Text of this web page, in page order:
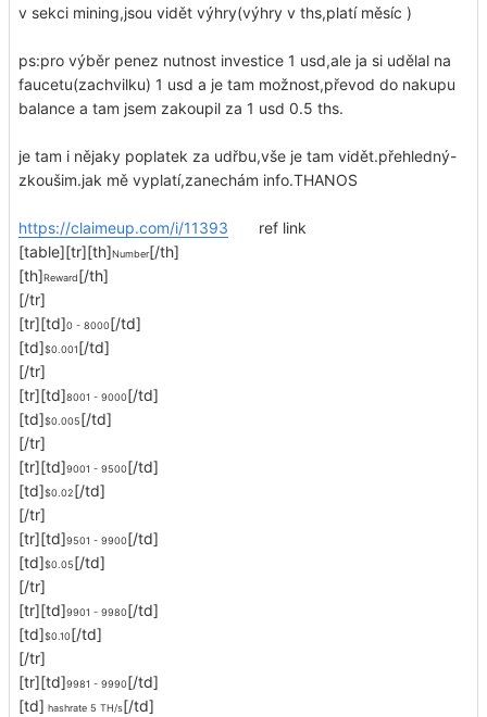
v sekci mining,jsou vidět výhry(výhry v ths,platí měsíc )
ps:pro výběr penez nutnost investice 1 usd,ale ja si udělal na
faucetu(zachvilku) 1 usd a je tam možnost,převod do nakupu
balance a tam jsem zakoupil za 1 usd 0.5 ths.
je tam i nějaky poplatek za udřbu,vše je tam vidět.přehledný-
zkoušim.jak mě vyplatí,zanechám info.THANOS
https://claimeup.com/i/11393 ref link
[table][tr][th]Number[/th]
[th]Reward[/th]
[/tr]
[tr][td]0 - 8000[/td]
[td]$0.001[/td]
[/tr]
[tr][td]8001 - 9000[/td]
[td]$0.005[/td]
[/tr]
[tr][td]9001 - 9500[/td]
[td]$0.02[/td]
[/tr]
[tr][td]9501 - 9900[/td]
[td]$0.05[/td]
[/tr]
[tr][td]9901 - 9980[/td]
[td]$0.10[/td]
[/tr]
[tr][td]9981 - 9990[/td]
[td] hashrate 5 TH/s[/td]